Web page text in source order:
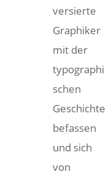
versierte
Graphiker
mit der
typographi
schen
Geschichte
befassen
und sich
von